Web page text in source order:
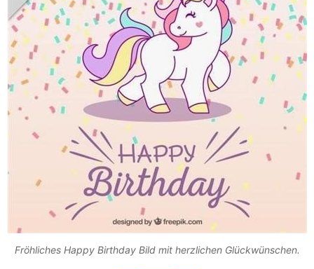
Fröhliches Happy Birthday Bild mit herzlichen Glückwünschen.